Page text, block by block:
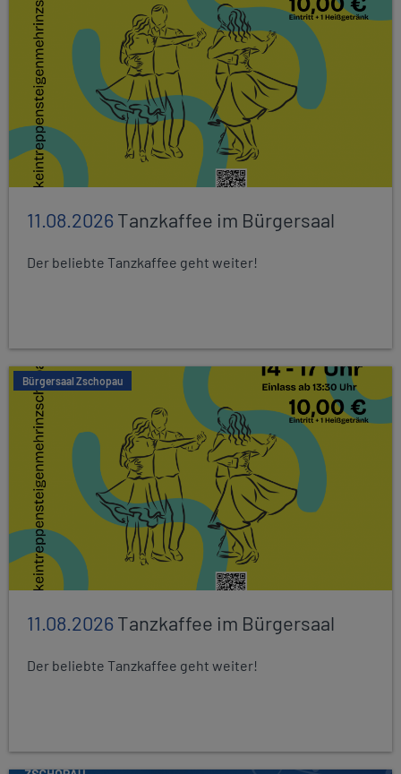
11.08.2026Tanzkaffee im Bürgersaal
Der beliebte Tanzkaffee geht weiter!
Bürgersaal Zschopau
11.08.2026Tanzkaffee im Bürgersaal
Der beliebte Tanzkaffee geht weiter!